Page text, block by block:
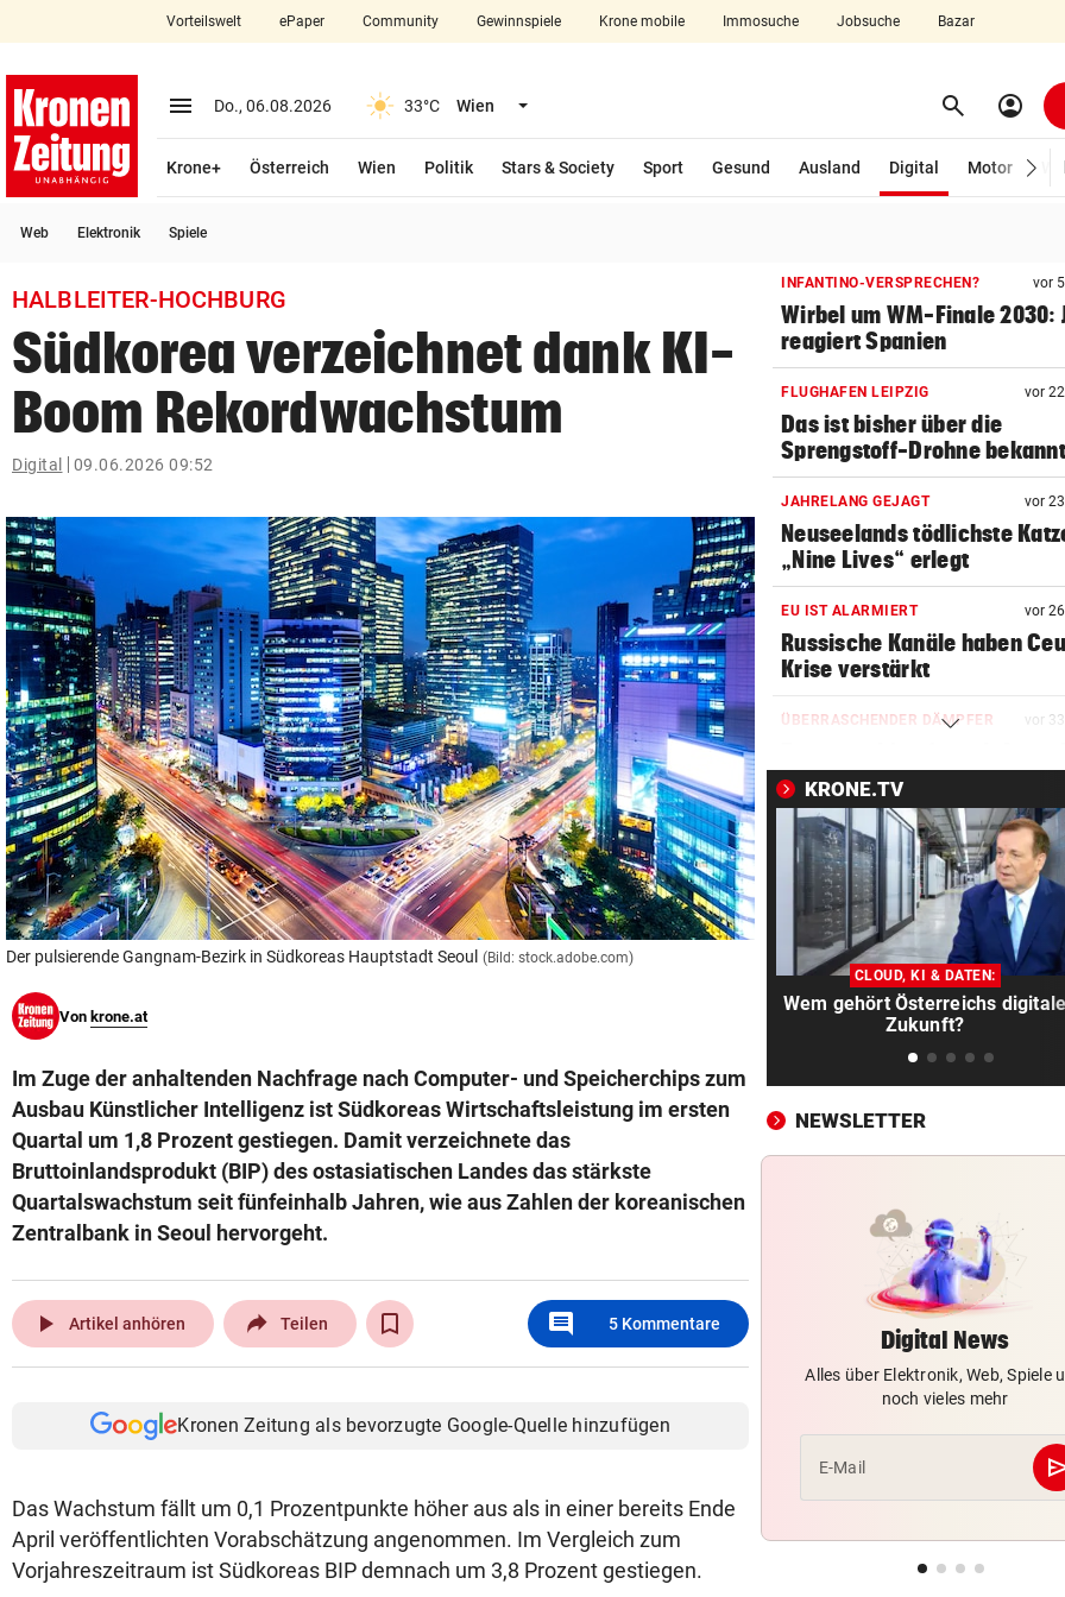
closeSchließen
account_circle Anmelden
arrow_right
bookmark
search
Suchbegriff
eingeben
© Krone Multimedia GmbH & Co KG 2026
Muthgasse 2, 1190 Wien
Vorteilswelt ePaper Community Gewinnspiele Krone mobile Immosuche Jobsuche Bazar
menu Menü aufklappen
Do., 06.08.2026 33°C Wien Menü aufklappen search Suchen
account_circle
Krone+ Österreich Wien Politik Stars & Society Sport Gesund Ausland Digital
Motor
Web Elektronik Spiele
HALBLEITER-HOCHBURG
Südkorea verzeichnet dank KI-
Boom Rekordwachstum
Digital 09.06.2026 09:52
Der pulsierende Gangnam-Bezirk in Südkoreas Hauptstadt Seoul (Bild: stock.adobe.com)
Von krone.at
Im Zuge der anhaltenden Nachfrage nach Computer- und Speicherchips zum
Ausbau Künstlicher Intelligenz ist Südkoreas Wirtschaftsleistung im ersten
Quartal um 1,8 Prozent gestiegen. Damit verzeichnete das
Bruttoinlandsprodukt (BIP) des ostasiatischen Landes das stärkste
Quartalswachstum seit fünfeinhalb Jahren, wie aus Zahlen der koreanischen
Zentralbank in Seoul hervorgeht.
play_arrow Artikel anhören Teilen comment 5 Kommentare
Kronen Zeitung als bevorzugte Google-Quelle hinzufügen
Das Wachstum fällt um 0,1 Prozentpunkte höher aus als in einer bereits Ende
April veröffentlichten Vorabschätzung angenommen. Im Vergleich zum
Vorjahreszeitraum ist Südkoreas BIP demnach um 3,8 Prozent gestiegen.
INFANTINO-VERSPRECHEN? vor
Wirbel um WM-Finale 2030:
reagiert Spanien
FLUGHAFEN LEIPZIG vor
Das ist bisher über die
Sprengstoff-Drohne
JAHRELANG GEJAGT vor
Neuseelands tödlichste
„Nine Lives“ erlegt
EU IST ALARMIERT vor
Russische Kanäle haben
Krise verstärkt
ÜBERRASCHENDER DÄMPFER vor
schlechteste Match“
POLIZEI SUCHT ZEUGEN vor 42
Bub (4) trieb regungslos im
Wasser – reanimiert!
TÜR VEREITELT ÜBERFALL vor
Tollpatschiger Räuber muss
sieben Jahre absitzen
Unwetter: Trinkwasser in
Ort verunreinigt!
„WUT UND VERBITTERUNG“ vor
Anschlag in München
RÜCKSCHLAG FÜR ÖSV-ASS
Sturz von Lamparter: Jetzt ist
Diagnose da!
IN BACHBETT GEFANGEN vor 2
Notruf abgebrochen: Suche
verletztem Wanderer
vor
Rekorddeal steht bevor
KRONE.TV
CLOUD, KI & DATEN:
Wem gehört Österreichs digitale
Zukunft?
NEWSLETTER
Digital News
Alles über Elektronik, Web, Spiele
noch vieles mehr
E-Mail